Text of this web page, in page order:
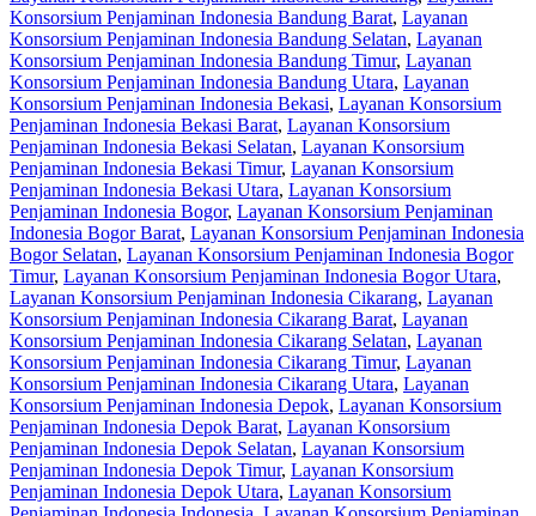
Konsorsium Penjaminan Indonesia Bandung Barat, Layanan
Konsorsium Penjaminan Indonesia Bandung Selatan, Layanan
Konsorsium Penjaminan Indonesia Bandung Timur, Layanan
Konsorsium Penjaminan Indonesia Bandung Utara, Layanan
Konsorsium Penjaminan Indonesia Bekasi, Layanan Konsorsium
Penjaminan Indonesia Bekasi Barat, Layanan Konsorsium
Penjaminan Indonesia Bekasi Selatan, Layanan Konsorsium
Penjaminan Indonesia Bekasi Timur, Layanan Konsorsium
Penjaminan Indonesia Bekasi Utara, Layanan Konsorsium
Penjaminan Indonesia Bogor, Layanan Konsorsium Penjaminan
Indonesia Bogor Barat, Layanan Konsorsium Penjaminan Indonesia
Bogor Selatan, Layanan Konsorsium Penjaminan Indonesia Bogor
Timur, Layanan Konsorsium Penjaminan Indonesia Bogor Utara,
Layanan Konsorsium Penjaminan Indonesia Cikarang, Layanan
Konsorsium Penjaminan Indonesia Cikarang Barat, Layanan
Konsorsium Penjaminan Indonesia Cikarang Selatan, Layanan
Konsorsium Penjaminan Indonesia Cikarang Timur, Layanan
Konsorsium Penjaminan Indonesia Cikarang Utara, Layanan
Konsorsium Penjaminan Indonesia Depok, Layanan Konsorsium
Penjaminan Indonesia Depok Barat, Layanan Konsorsium
Penjaminan Indonesia Depok Selatan, Layanan Konsorsium
Penjaminan Indonesia Depok Timur, Layanan Konsorsium
Penjaminan Indonesia Depok Utara, Layanan Konsorsium